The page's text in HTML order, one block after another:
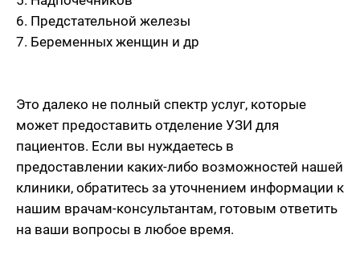
6. Предстательной железы
7. Беременных женщин и др
Это далеко не полный спектр услуг, которые
может предоставить отделение УЗИ для
пациентов. Если вы нуждаетесь в
предоставлении каких-либо возможностей нашей
клиники, обратитесь за уточнением информации к
нашим врачам-консультантам, готовым ответить
на ваши вопросы в любое время.